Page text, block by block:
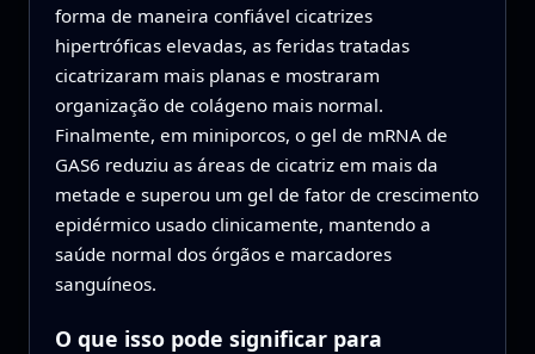
forma de maneira confiável cicatrizes
hipertróficas elevadas, as feridas tratadas
cicatrizaram mais planas e mostraram
organização de colágeno mais normal.
Finalmente, em miniporcos, o gel de mRNA de
GAS6 reduziu as áreas de cicatriz em mais da
metade e superou um gel de fator de crescimento
epidérmico usado clinicamente, mantendo a
saúde normal dos órgãos e marcadores
sanguíneos.
O que isso pode significar para